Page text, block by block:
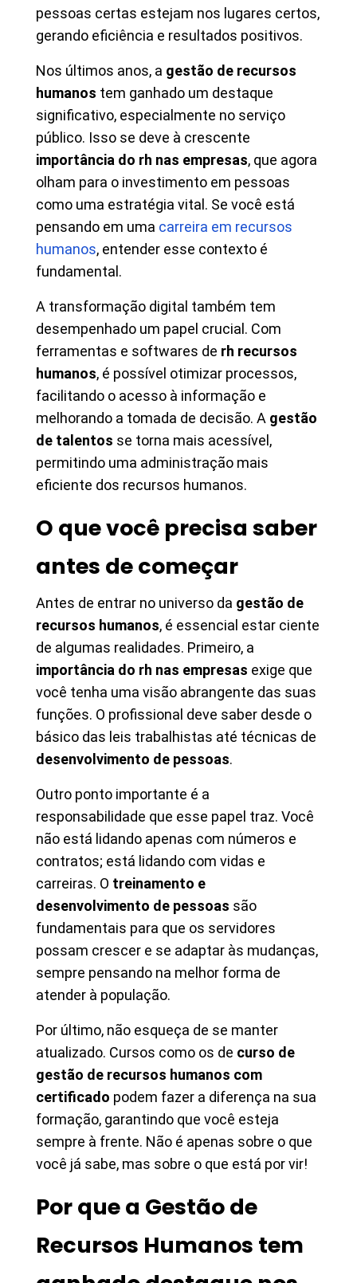
pessoas certas estejam nos lugares certos,
gerando eficiência e resultados positivos.
Nos últimos anos, a gestão de recursos
humanos tem ganhado um destaque
significativo, especialmente no serviço
público. Isso se deve à crescente
importância do rh nas empresas, que agora
olham para o investimento em pessoas
como uma estratégia vital. Se você está
pensando em uma carreira em recursos
humanos, entender esse contexto é
fundamental.
A transformação digital também tem
desempenhado um papel crucial. Com
ferramentas e softwares de rh recursos
humanos, é possível otimizar processos,
facilitando o acesso à informação e
melhorando a tomada de decisão. A gestão
de talentos se torna mais acessível,
permitindo uma administração mais
eficiente dos recursos humanos.
O que você precisa saber
antes de começar
Antes de entrar no universo da gestão de
recursos humanos, é essencial estar ciente
de algumas realidades. Primeiro, a
importância do rh nas empresas exige que
você tenha uma visão abrangente das suas
funções. O profissional deve saber desde o
básico das leis trabalhistas até técnicas de
desenvolvimento de pessoas.
Outro ponto importante é a
responsabilidade que esse papel traz. Você
não está lidando apenas com números e
contratos; está lidando com vidas e
carreiras. O treinamento e
desenvolvimento de pessoas são
fundamentais para que os servidores
possam crescer e se adaptar às mudanças,
sempre pensando na melhor forma de
atender à população.
Por último, não esqueça de se manter
atualizado. Cursos como os de curso de
gestão de recursos humanos com
certificado podem fazer a diferença na sua
formação, garantindo que você esteja
sempre à frente. Não é apenas sobre o que
você já sabe, mas sobre o que está por vir!
Por que a Gestão de
Recursos Humanos tem